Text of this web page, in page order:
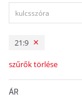
21:9
szűrők törlése
ÁR